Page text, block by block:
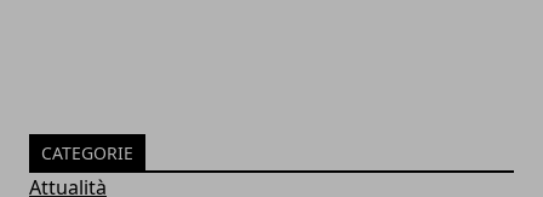
CATEGORIE
Attualità